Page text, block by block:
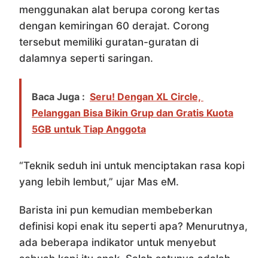
menggunakan alat berupa corong kertas
dengan kemiringan 60 derajat. Corong
tersebut memiliki guratan-guratan di
dalamnya seperti saringan.
Baca Juga : Seru! Dengan XL Circle,
Pelanggan Bisa Bikin Grup dan Gratis Kuota
5GB untuk Tiap Anggota
“Teknik seduh ini untuk menciptakan rasa kopi
yang lebih lembut,” ujar Mas eM.
Barista ini pun kemudian membeberkan
definisi kopi enak itu seperti apa? Menurutnya,
ada beberapa indikator untuk menyebut